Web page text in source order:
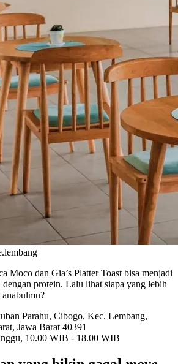
Moco dan Gia’s Platter Toast bisa menjadi
protein. Lalu lihat siapa yang lebih
Parahu, Cibogo, Kec. Lembang,
Jawa Barat 40391
10.00 WIB - 18.00 WIB